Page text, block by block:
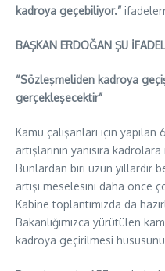
kadroya geçebiliyor.”
BAŞKAN ERDOĞAN ŞU
“Sözleşmeliden kadroya
gerçekleşecektir”
Kamu çalışanları için
artışlarının yanısıra
Bunlardan biri uzun yıllardır
artışı meselesini daha önce
Kabine toplantımızda da
Bakanlığımızca yürütülen
kadroya geçirilmesi